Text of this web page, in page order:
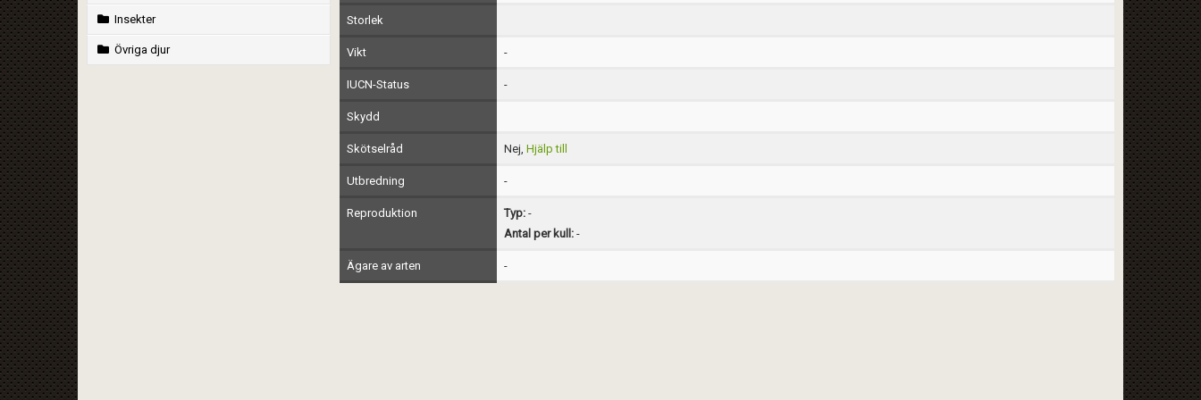
Insekter
Övriga djur
Storlek
Vikt -
IUCN-Status -
Skydd
Skötselråd Nej, Hjälp till
Utbredning -
Reproduktion Typ:-
Antal per kull:-
Ägare av arten -